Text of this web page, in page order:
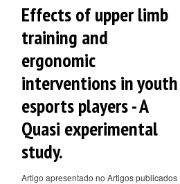
Effects of upper limb
training and
ergonomic
interventions in youth
esports players - A
Quasi experimental
study.
Artigo apresentado no Artigos publicados